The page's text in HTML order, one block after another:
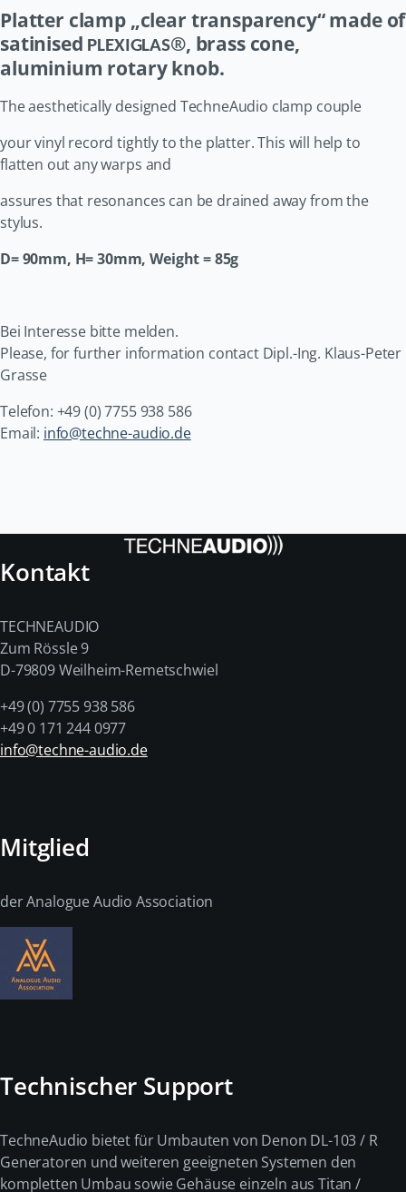
Platter clamp „clear transparency“ made of
satinised PLEXIGLAS®, brass cone,
aluminium rotary knob.
The aesthetically designed TechneAudio clamp couple
your vinyl record tightly to the platter. This will help to
flatten out any warps and
assures that resonances can be drained away from the
stylus.
D= 90mm, H= 30mm, Weight = 85g
Bei Interesse bitte melden.
Please, for further information contact Dipl.-Ing. Klaus-Peter
Grasse
Telefon: +49 (0) 7755 938 586
Email: info@techne-audio.de
Kontakt
TECHNEAUDIO
Zum Rössle 9
D-79809 Weilheim-Remetschwiel
+49 (0) 7755 938 586
+49 0 171 244 0977
info@techne-audio.de
Mitglied
der Analogue Audio Association
Technischer Support
TechneAudio bietet für Umbauten von Denon DL-103 / R
Generatoren und weiteren geeigneten Systemen den
kompletten Umbau sowie Gehäuse einzeln aus Titan /